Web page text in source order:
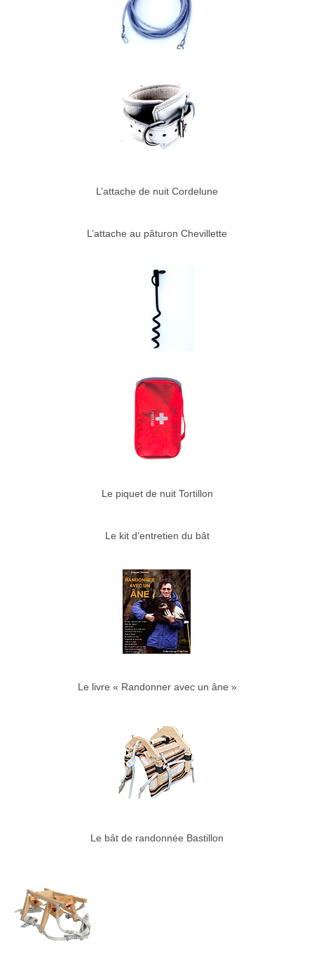
L’attache de nuit Cordelune
L’attache au pâturon Chevillette
Le piquet de nuit Tortillon
Le kit d’entretien du bât
Le livre « Randonner avec un âne »
Le bât de randonnée Bastillon